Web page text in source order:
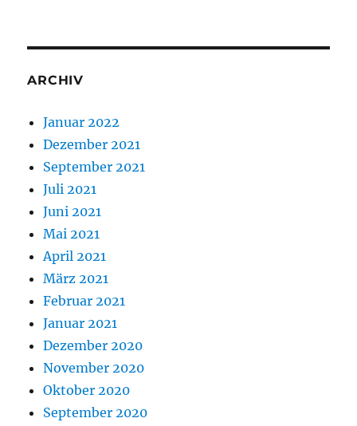
ARCHIV
Januar 2022
Dezember 2021
September 2021
Juli 2021
Juni 2021
Mai 2021
April 2021
März 2021
Februar 2021
Januar 2021
Dezember 2020
November 2020
Oktober 2020
September 2020